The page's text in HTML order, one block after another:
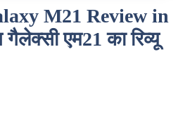
M21 Review in
एम21 का रिव्यू